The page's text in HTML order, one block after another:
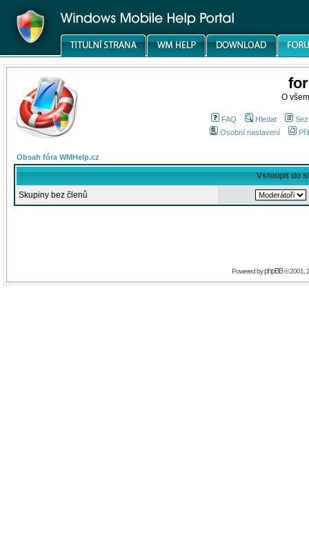
O
FAQ Hledat
Osobní nastavení
Obsah fóra WMHelp.cz
Vstoupit do
Skupiny bez členů
Powered byphpBB© 2001,